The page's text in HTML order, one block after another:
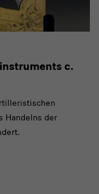
c.
Handelns der